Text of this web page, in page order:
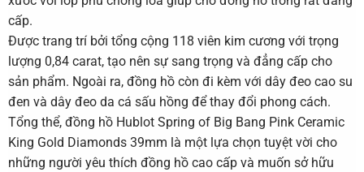
cấp.
Được trang trí bởi tổng cộng 118 viên kim cương với trọng
lượng 0,84 carat, tạo nên sự sang trọng và đẳng cấp cho
sản phẩm. Ngoài ra, đồng hồ còn đi kèm với dây đeo cao su
đen và dây đeo da cá sấu hồng để thay đổi phong cách.
Tổng thể, đồng hồ Hublot Spring of Big Bang Pink Ceramic
King Gold Diamonds 39mm là một lựa chọn tuyệt vời cho
những người yêu thích đồng hồ cao cấp và muốn sở hữu